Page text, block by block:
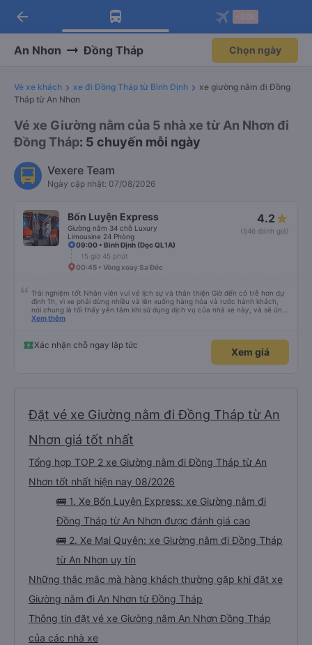
Tải app Vexere ngay!
Nhận ưu đãi thành viên độc
Mở app
Tải app Vexere
-30k/ghế khi đặt vé máy bay qua
Mở app
arrow_back
An Nhơn Đồng Tháp Chọn ngày
Vé xe khách xe đi Đồng Tháp từ Bình Định
xe giường nằm đi Đồng
Tháp từ An Nhơn
Vé xe Giường nằm của 5 nhà xe từ An Nhơn đi
Đồng Tháp: 5 chuyến mỗi ngày
Vexere Team
Ngày cập nhật: 07/08/2026
Bốn Luyện Express
Giường nằm 34 chỗ Luxury
Limousine 24 Phòng
4.2
(546 đánh giá)
09:00 • Bình Định (Dọc QL1A)
15 giờ 45 phút
00:45 • Vòng xoay Sa Đéc
Trải nghiệm tốt Nhân viên vui vẻ lịch sự và thân thiện Giờ đến có trễ hơn dự
định 1h, vì xe phải dừng nhiều và lên xuống hàng hóa và rước hành khách,
nói chung là tối thấy yên tâm khi sử dụng dịch vụ của nhà xe này, và sẽ ủng
hộ và giới thiệu cho người thân sử dụng dịch vụ của nhà xe này
Xem thêm
Xác nhận chỗ ngay lập tức
Xem giá
Đặt vé xe Giường nằm đi Đồng Tháp từ An
Nhơn giá tốt nhất
Tổng hợp TOP 2 xe Giường nằm đi Đồng Tháp từ An
Nhơn tốt nhất hiện nay 08/2026
🚌 1. Xe Bốn Luyện Express: xe Giường nằm đi
Đồng Tháp từ An Nhơn được đánh giá cao
🚌 2. Xe Mai Quyên: xe Giường nằm đi Đồng Tháp
từ An Nhơn uy tín
Những thắc mắc mà hàng khách thường gặp khi đặt xe
Giường nằm đi An Nhơn từ Đồng Tháp
Thông tin đặt vé xe Giường nằm An Nhơn Đồng Tháp
của các nhà xe